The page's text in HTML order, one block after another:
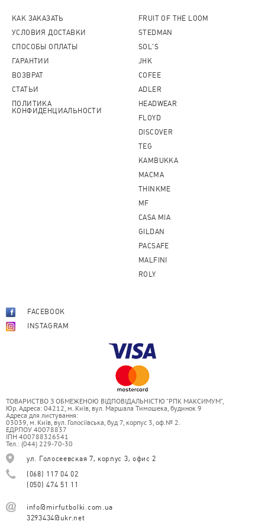
КАК ЗАКАЗАТЬ
УСЛОВИЯ ДОСТАВКИ
СПОСОБЫ ОПЛАТЫ
ГАРАНТИИ
ВОЗВРАТ
СТАТЬИ
ПОЛИТИКА
КОНФИДЕНЦИАЛЬНОСТИ
FRUIT OF THE LOOM
STEDMAN
SOL'S
JHK
COFEE
ADLER
HEADWEAR
FLOYD
DISCOVER
TEG
KAMBUKKA
MACMA
THINKME
MF
CASA MIA
GILDAN
PACSAFE
MALFINI
ROLY
FACEBOOK
INSTAGRAM
ТОВАРИСТВО З ОБМЕЖЕНОЮ ВІДПОВІДАЛЬНІСТЮ “РПК МАКСИМУМ”,
Юр. Адреса: 04212, м. Київ, вул. Маршала Тимошека, будинок 9
Адреса для листування:
03039, м. Київ, вул. Голосіївська, буд 7, корпус 3, оф.№ 2.
ЕДРПОУ 40078837
ІПН 400788326541
Тел.: (044) 229-70-30
ул. Голосеевская 7, корпус 3, офис 2
(068) 117 04 02
(050) 474 51 11
info@mirfutbolki.com.ua
3293434@ukr.net